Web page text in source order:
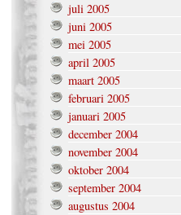
juli 2005
juni 2005
mei 2005
april 2005
maart 2005
februari 2005
januari 2005
december 2004
november 2004
oktober 2004
september 2004
augustus 2004